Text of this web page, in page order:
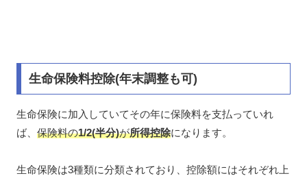
生命保険料控除(年末調整も可)
生命保険に加入していてその年に保険料を支払っていれ
ば、 保険料の1/2(半分)が所得控除になります。
生命保険は3種類に分類されており、控除額にはそれぞれ上